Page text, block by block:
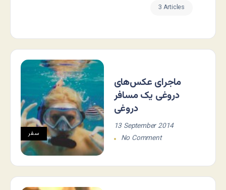
3 Articles
سفر
ماجرای عکس‌های
دروغی یک مسافر
دروغی
13 September 2014
No Comment